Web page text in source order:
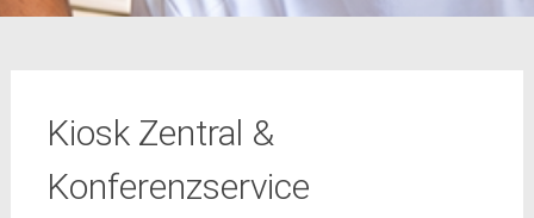
Kiosk Zentral &
Konferenzservice